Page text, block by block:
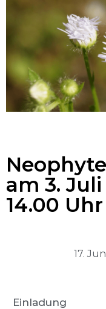
am 3.
14.00 Uhr
17.
Einladung